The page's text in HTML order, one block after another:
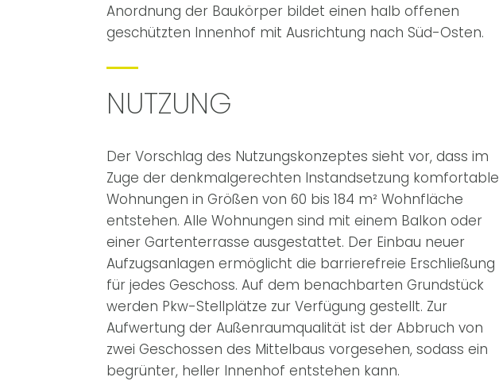
Anordnung der Baukörper bildet einen halb offenen
geschützten Innenhof mit Ausrichtung nach Süd-Osten.
NUTZUNG
Der Vorschlag des Nutzungskonzeptes sieht vor, dass im
Zuge der denkmalgerechten Instandsetzung komfortable
Wohnungen in Größen von 60 bis 184 m² Wohnfläche
entstehen. Alle Wohnungen sind mit einem Balkon oder
einer Gartenterrasse ausgestattet. Der Einbau neuer
Aufzugsanlagen ermöglicht die barrierefreie Erschließung
für jedes Geschoss. Auf dem benachbarten Grundstück
werden Pkw-Stellplätze zur Verfügung gestellt. Zur
Aufwertung der Außenraumqualität ist der Abbruch von
zwei Geschossen des Mittelbaus vorgesehen, sodass ein
begrünter, heller Innenhof entstehen kann.